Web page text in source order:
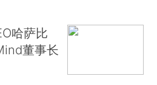
哈萨比
董事长